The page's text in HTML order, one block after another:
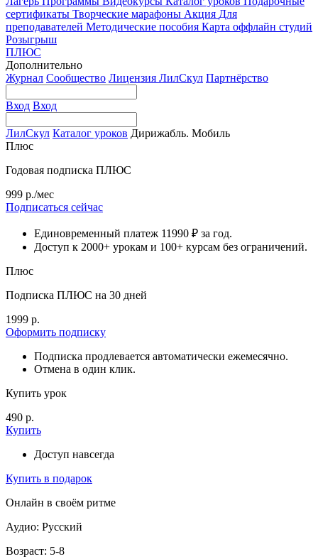
сертификаты Творческие марафоны Акция Для
преподавателей Методические пособия Карта оффлайн студий
Розыгрыш
ПЛЮС
Дополнительно
Журнал Сообщество Лицензия ЛилСкул Партнёрство
Вход Вход
ЛилСкул Каталог уроков Дирижабль. Мобиль
Плюс
Годовая подписка ПЛЮС
999 р./мес
Подписаться сейчас
Единовременный платеж 11990 ₽ за год.
Доступ к 2000+ урокам и 100+ курсам без ограничений.
Плюс
Подписка ПЛЮС на 30 дней
1999 р.
Оформить подписку
Подписка продлевается автоматически ежемесячно.
Отмена в один клик.
Купить урок
490 р.
Купить
Доступ навсегда
Купить в подарок
Онлайн в своём ритме
Аудио: Русский
Возраст: 5-8